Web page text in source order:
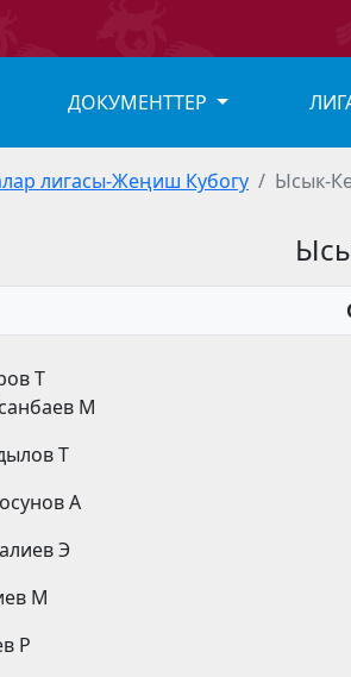
ДОКУМЕНТТЕР
лигасы-Жеңиш Кубогу Ысык-
Т
М
Т
А
Э
М
Р